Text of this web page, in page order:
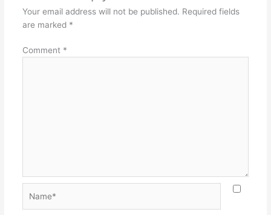
Your email address will not be published. Required fields
are marked *
Comment *